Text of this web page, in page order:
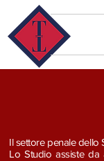
Il settore penale dello
Lo Studio assiste da